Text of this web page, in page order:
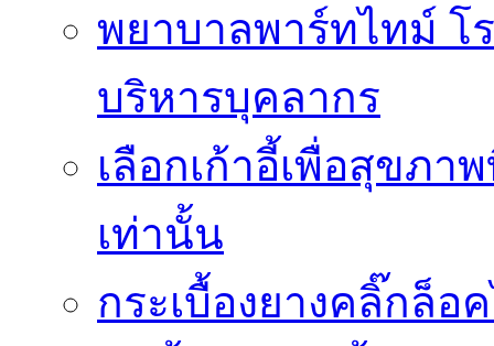
พยาบาลพาร์ทไทม์ โ
บริหารบุคลากร
เลือกเก้าอี้เพื่อสุขภา
เท่านั้น
กระเบื้องยางคลิ๊กล็อ